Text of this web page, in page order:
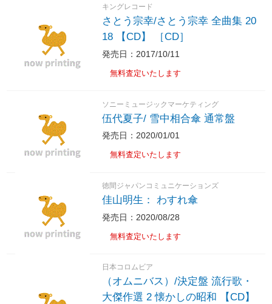
キングレコード
さとう宗幸/さとう宗幸 全曲集 20
18 【CD】 ［CD］
発売日：2017/10/11
無料査定いたします
ソニーミュージックマーケティング
伍代夏子/ 雪中相合傘 通常盤
発売日：2020/01/01
無料査定いたします
徳間ジャパンコミュニケーションズ
佳山明生： わすれ傘
発売日：2020/08/28
無料査定いたします
日本コロムビア
（オムニバス）/決定盤 流行歌・
大傑作選 2 懐かしの昭和 【CD】